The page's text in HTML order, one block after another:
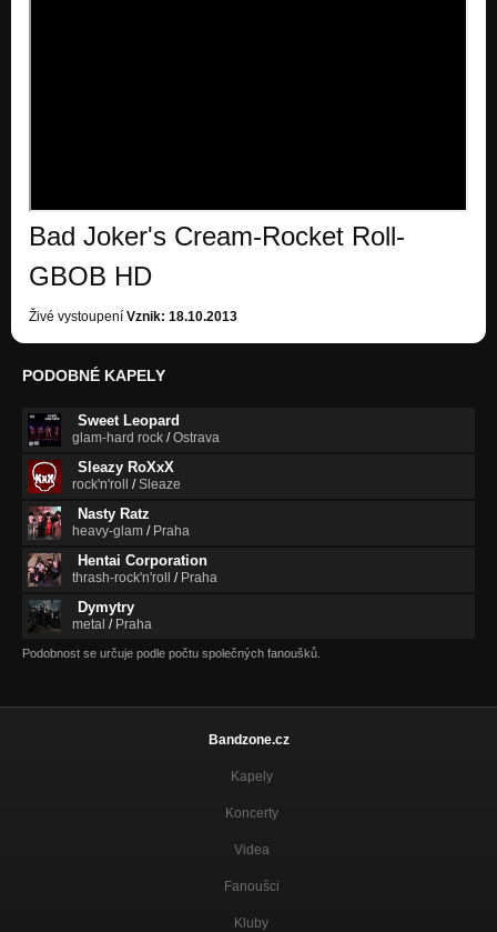
Bad Joker's Cream-Rocket Roll-
GBOB HD
Živé vystoupení Vznik: 18.10.2013
PODOBNÉ KAPELY
Sweet Leopard
glam-hard rock /Ostrava
Sleazy RoXxX
rock'n'roll /Sleaze
Nasty Ratz
heavy-glam / Praha
Hentai Corporation
thrash-rock'n'roll / Praha
Dymytry
metal / Praha
Podobnost se určuje podle počtu společných fanoušků.
Bandzone.cz
Kapely
Koncerty
Videa
Fanoušci
Kluby